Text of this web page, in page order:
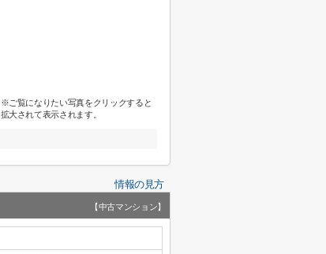
※ご覧になりたい写真をクリックすると
拡大されて表示されます。
情報の見方
【中古マンション】